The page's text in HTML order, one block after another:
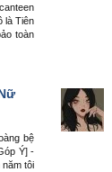
là Tiên
toàn
bệ
Ý] -
tôi